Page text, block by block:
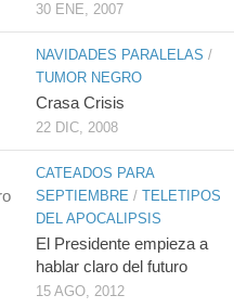
30 ENE, 2007
NAVIDADES PARALELAS /
TUMOR NEGRO
Crasa Crisis
22 DIC, 2008
CATEADOS PARA
SEPTIEMBRE / TELETIPOS
DEL APOCALIPSIS
El Presidente empieza a
hablar claro del futuro
15 AGO, 2012